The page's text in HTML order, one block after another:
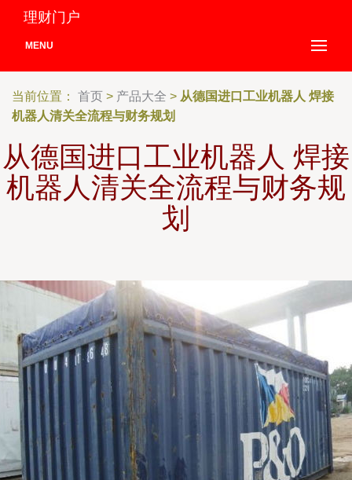
理财门户
MENU
当前位置： 首页 > 产品大全 > 从德国进口工业机器人 焊接
机器人清关全流程与财务规划
从德国进口工业机器人 焊接
机器人清关全流程与财务规
划